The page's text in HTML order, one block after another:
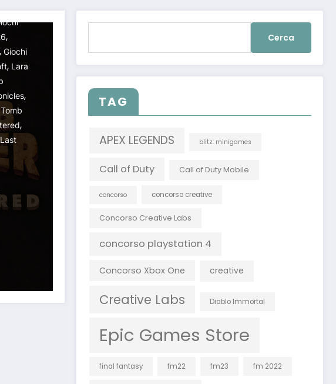
a costo zero (ma solo per pochi giorni)
,
Giochi
, Lara
,
Tomb
,
TAG
APEX LEGENDS blitz: minigames
Call of Duty Call of Duty Mobile
concorso concorso creative
Concorso Creative Labs
concorso playstation 4
Concorso Xbox One creative
Creative Labs Diablo Immortal
Epic Games Store
final fantasy fm22 fm23 fm 2022